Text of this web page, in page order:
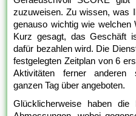
zuzuweisen. Zu wissen, was
genauso wichtig wie
Kurz gesagt, das Geschäft
dafür bezahlen wird. Die
festgelegten Zeitplan von 6
Aktivitäten ferner anderen
ganzen Tag über angeboten.
Glücklicherweise haben